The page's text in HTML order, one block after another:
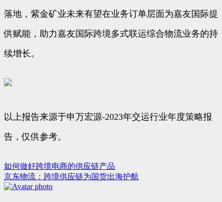
落地，紫金矿业未来有望在业务订单层面为嘉友国际提
供赋能，助力嘉友国际跨境多式联运综合物流业务的持
续增长。
以上报告来源于申万宏源-2023年交运行业年度策略报
告，仅供参考。
文
章
如何做好跨境电商的供应链产品
京东物流：跨境供应链为国货出海护航